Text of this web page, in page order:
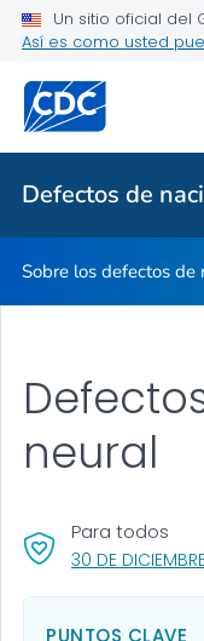
Un sitio oficial del
Así es como usted
Defectos de
Mes de
Temas relacionados
Defectos De
Sobre los defectos de
30 DE
Para todos
neural
PUNTOS CLAVE